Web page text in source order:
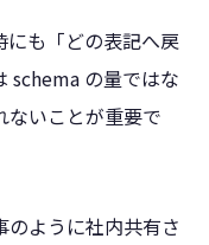
にも「どの表記へ戻
schema の量ではな
ないことが重要で
ように社内共有さ